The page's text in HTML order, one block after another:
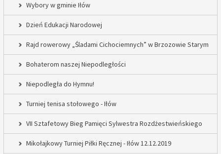
Wybory w gminie Iłów
Dzień Edukacji Narodowej
Rajd rowerowy „Śladami Cichociemnych” w Brzozowie Starym
Bohaterom naszej Niepodległości
Niepodległa do Hymnu!
Turniej tenisa stołowego - Iłów
VII Sztafetowy Bieg Pamięci Sylwestra Rozdżestwieńskiego
Mikołajkowy Turniej Piłki Ręcznej - Iłów 12.12.2019